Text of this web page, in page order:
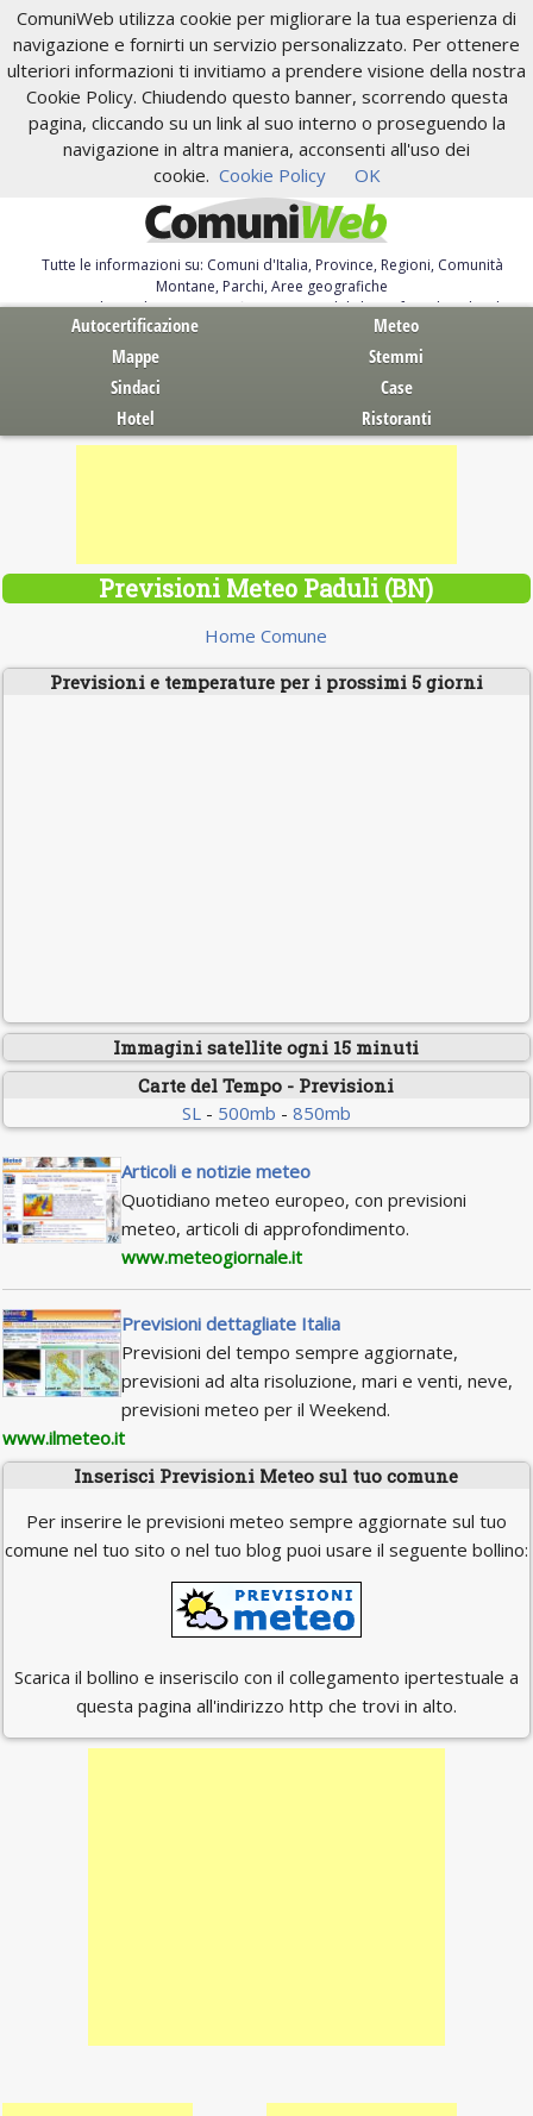
ComuniWeb utilizza cookie per migliorare la tua esperienza di
navigazione e fornirti un servizio personalizzato. Per ottenere
ulteriori informazioni ti invitiamo a prendere visione della nostra
Cookie Policy. Chiudendo questo banner, scorrendo questa
pagina, cliccando su un link al suo interno o proseguendo la
navigazione in altra maniera, acconsenti all'uso dei
cookie. Cookie Policy OK
Tutte le informazioni su: Comuni d'Italia, Province, Regioni, Comunità
Montane, Parchi, Aree geografiche
Servizi al Cittadino. Autocertificazione, moduli, leggi, free download
Autocertificazione
Meteo
Mappe
Stemmi
Sindaci
Case
Hotel
Ristoranti
Previsioni Meteo Paduli (BN)
Home Comune
Previsioni e temperature per i prossimi 5 giorni
Immagini satellite ogni 15 minuti
Carte del Tempo - Previsioni
SL- 500mb - 850mb
Articoli e notizie meteo
Quotidiano meteo europeo, con previsioni
meteo, articoli di approfondimento.
www.meteogiornale.it
Previsioni dettagliate Italia
Previsioni del tempo sempre aggiornate,
previsioni ad alta risoluzione, mari e venti, neve,
previsioni meteo per il Weekend.
www.ilmeteo.it
Inserisci Previsioni Meteo sul tuo comune
Per inserire le previsioni meteo sempre aggiornate sul tuo
comune nel tuo sito o nel tuo blog puoi usare il seguente bollino:
Scarica il bollino e inseriscilo con il collegamento ipertestuale a
questa pagina all'indirizzo http che trovi in alto.